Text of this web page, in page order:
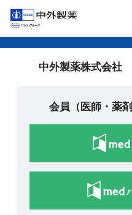
中外製薬株式会社
会員（医師・薬